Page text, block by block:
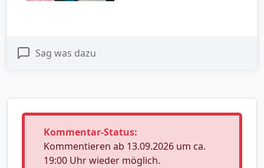
Sag was dazu
Kommentar-Status:
Kommentieren ab 13.09.2026 um ca.
19:00 Uhr wieder möglich.